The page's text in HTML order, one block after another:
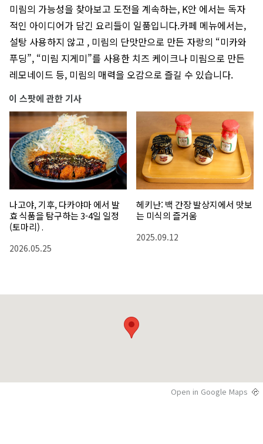
미림의 가능성을 찾아보고 도전을 계속하는, K안 에서는 독자
적인 아이디어가 담긴 요리들이 일품입니다.카페 메뉴에서는,
설탕 사용하지 않고 , 미림의 단맛만으로 만든 자랑의 “미카와
푸딩”, “미림 지게미”를 사용한 치즈 케이크나 미림으로 만든
레모네이드 등, 미림의 매력을 오감으로 즐길 수 있습니다.
이 스팟에 관한 기사
나고야, 기후, 다카야마 에서 발
효 식품을 탐구하는 3-4일 일정
(토마리) .
2026.05.25
헤키난: 백 간장 발상지에서 맛보
는 미식의 즐거움
2025.09.12
Open in Google Maps